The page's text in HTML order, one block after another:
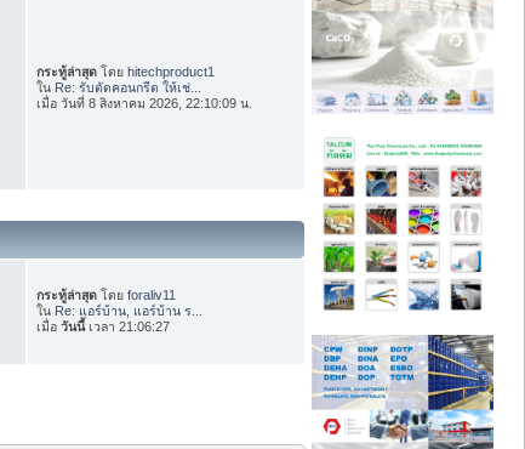
กระทู้ล่าสุด โดยhitechproduct1
ใน Re: รับตัดคอนกรีต ให้เช่...
เมื่อ วันที่ 8 สิงหาคม 2026, 22:10:09 น.
กระทู้ล่าสุด โดยforaliv11
ใน Re: แอร์บ้าน, แอร์บ้าน ร...
เมื่อวันนี้เวลา 21:06:27